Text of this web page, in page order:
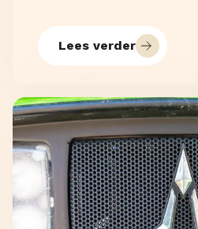
Lees verder